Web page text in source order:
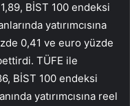
BİST 100 endeksi
yatırımcısına
0,41 ve euro yüzde
TÜFE ile
BİST 100 endeksi
yatırımcısına reel